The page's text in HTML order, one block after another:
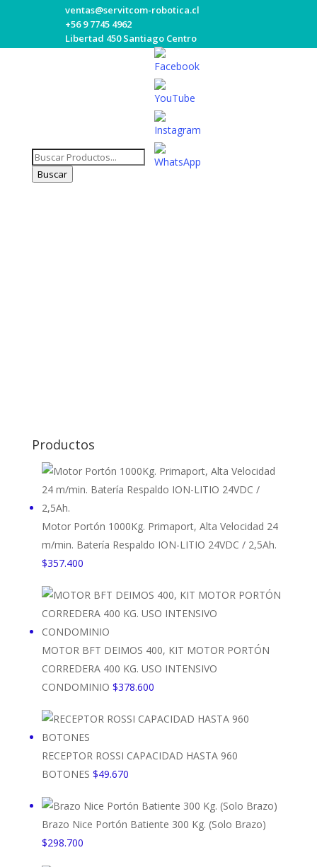
ventas@servitcom-robotica.cl
+56 9 7745 4962
Libertad 450 Santiago Centro
Búsqueda
deBuscar
Productos
Motor Portón 1000Kg. Primaport, Alta Velocidad 24
m/min. Batería Respaldo ION-LITIO 24VDC / 2,5Ah.
$357.400
MOTOR BFT DEIMOS 400, KIT MOTOR PORTÓN
CORREDERA 400 KG. USO INTENSIVO
CONDOMINIO $378.600
RECEPTOR ROSSI CAPACIDAD HASTA 960
BOTONES $49.670
Brazo Nice Portón Batiente 300 Kg. (Solo Brazo)
$298.700
Set
Youtube